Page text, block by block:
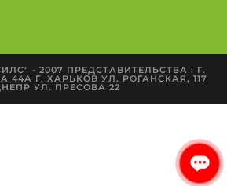
- 2007 ПРЕДСТАВИТЕЛЬСТВА : Г.
44А Г. ХАРЬКОВ УЛ. РОГАНСКАЯ, 117
УЛ. ПРЕСОВА 22